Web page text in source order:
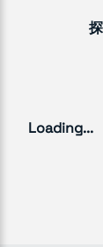
Loading...